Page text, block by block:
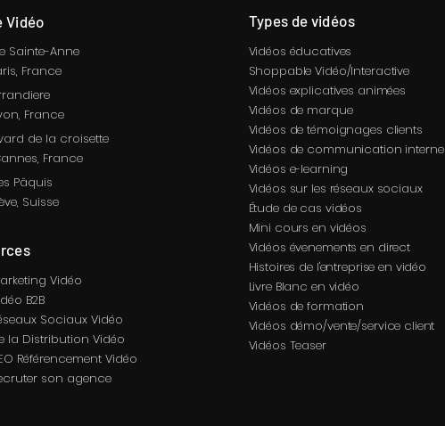
Vidéo
Sainte-Anne
, France
, France
de la croisette
France
Pâquis
Suisse
Vidéo
B2B
Sociaux Vidéo
la Distribution Vidéo
Référencement Vidéo
son agence
Types de vidéos
Vidéos éducatives
Shoppable Vidéo/Interactive
Vidéos explicatives animées
Vidéos de marque
Vidéos de témoignages clients
Vidéos de communication interne
Vidéos e-learning
Vidéos sur les réseaux sociaux
Étude de cas vidéos
Mini cours en vidéos
Vidéos évenements en direct
Histoires de l'entreprise en vidéo
Livre Blanc en vidéo
Vidéos de formation
Vidéos démo/vente/service client
Vidéos Teaser